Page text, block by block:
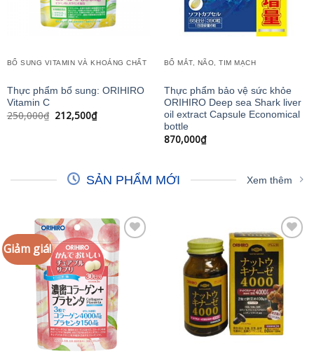
BỔ SUNG VITAMIN VÀ KHOÁNG CHẤT
Thực phẩm bổ sung: ORIHIRO
Vitamin C
250,000₫ Giá
gốc
212,500₫Giá
hiện
BỔ MẮT, NÃO, TIM MẠCH
Thực phẩm bảo vệ sức khỏe
ORIHIRO Deep sea Shark liver
oil extract Capsule Economical
bottle
870,000₫
SẢN PHẨM MỚI Xem thêm
Giảm giá!
Add to
wishlist
Add to
wishlist